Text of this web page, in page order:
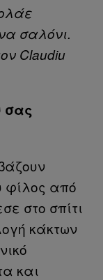
σαλόνι.
Claudiu
σας
φίλος από
στο σπίτι
κάκτων
και